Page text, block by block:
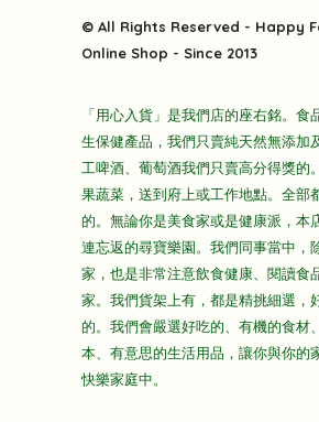
雜貨部
折上折大特價
主頁
快樂電視台
送貨
隱私政策
© All Rights Reserved - Happy
Online Shop - Since 2013
「用心入貨」是我們店的座右銘。食
生保健產品，我們只賣純天然無添加
工啤酒、葡萄酒我們只賣高分得獎的
果蔬菜，送到府上或工作地點。全部
的。無論你是美食家或是健康派，本
連忘返的尋寶樂園。我們同事當中，
家，也是非常注意飲食健康、閱讀食
家。我們貨架上有，都是精挑細選，
的。我們會嚴選好吃的、有機的食材
本、有意思的生活用品，讓你與你的
快樂家庭中。